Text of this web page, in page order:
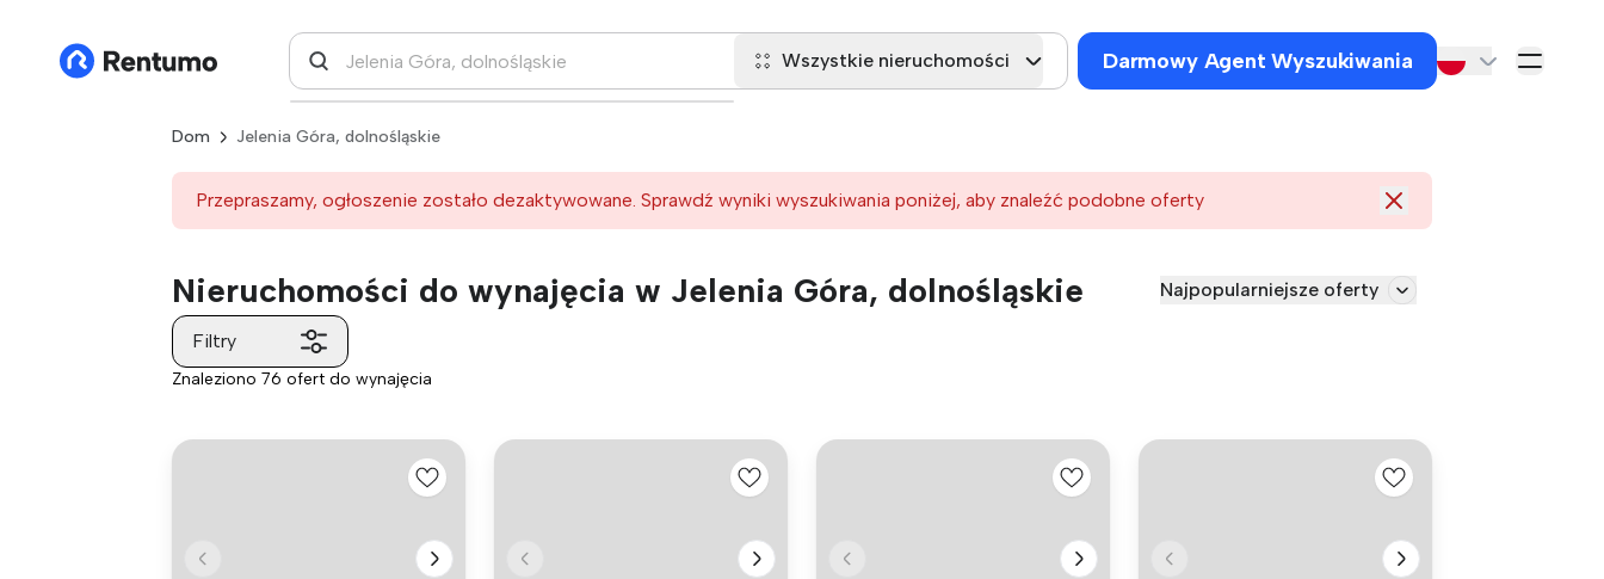
Wszystkie nieruchomości Darmowy Agent Wyszukiwania
Dom Jelenia Góra, dolnośląskie
Przepraszamy, ogłoszenie zostało dezaktywowane. Sprawdź wyniki wyszukiwania poniżej, aby znaleźć podobne oferty
Nieruchomości do wynajęcia w Jelenia Góra, dolnośląskie Najpopularniejsze oferty
Filtry
Znaleziono 76 ofert do wynajęcia